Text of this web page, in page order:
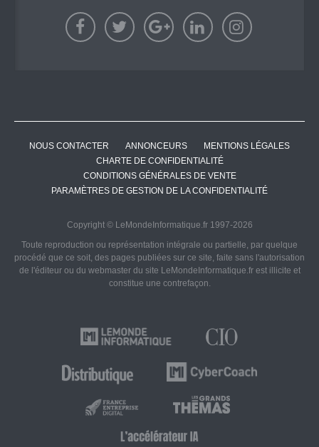
NOUS CONTACTER ANNONCEURS
MENTIONS LÉGALES
CHARTE DE CONFIDENTIALITÉ
CONDITIONS GÉNÉRALES DE VENTE
PARAMÈTRES DE GESTION DE LA CONFIDENTIALITÉ
Copyright © LeMondeInformatique.fr 1997-2026
Toute reproduction ou représentation intégrale ou partielle, par quelque
procédé que ce soit, des pages publiées sur ce site, faite sans l'autorisation
de l'éditeur ou du webmaster du site LeMondeInformatique.fr est illicite et
constitue une contrefaçon.